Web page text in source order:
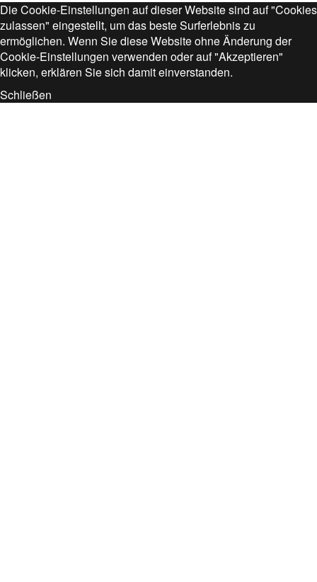
Die Cookie-Einstellungen auf dieser Website sind auf "Cookies
zulassen" eingestellt, um das beste Surferlebnis zu
ermöglichen. Wenn Sie diese Website ohne Änderung der
Cookie-Einstellungen verwenden oder auf "Akzeptieren"
klicken, erklären Sie sich damit einverstanden.
Schließen